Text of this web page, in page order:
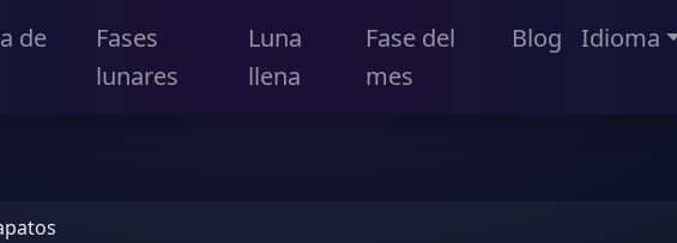
de
Fases
lunares
Luna
llena
Fase del
mes
Blog Idioma